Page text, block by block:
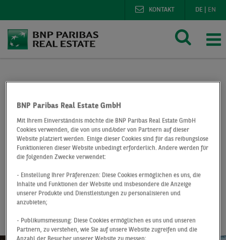
DE EN
KONTAKT
Kemmler Baustoffe eröffnet neuen Standort in Reutlingen
Kemmler Baustoffe
eröffnet neuen
Standort in
Reutlingen
BNP Paribas Real Estate GmbH
Mit Ihrem Einverständnis möchte die BNP Paribas Real Estate GmbH
Cookies verwenden, die von uns und/oder von Partnern auf dieser
Website platziert werden. Einige dieser Cookies sind für das reibungslose
Funktionieren dieser Website unbedingt erforderlich. Andere werden für
die folgenden Zwecke verwendet:
- Einstellung Ihrer Präferenzen: Diese Cookies ermöglichen es uns, die
Inhalte und Funktionen der Website und insbesondere die Anzeige
unserer Produkte und Dienstleistungen zu personalisieren und
anzubieten;
- Publikumsmessung: Diese Cookies ermöglichen es uns und unseren
Partnern, zu verstehen, wie Sie auf unsere Website zugreifen und die